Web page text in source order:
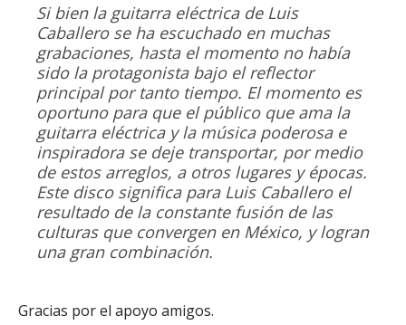
Si bien la guitarra eléctrica de Luis
Caballero se ha escuchado en muchas
grabaciones, hasta el momento no había
sido la protagonista bajo el reflector
principal por tanto tiempo. El momento es
oportuno para que el público que ama la
guitarra eléctrica y la música poderosa e
inspiradora se deje transportar, por medio
de estos arreglos, a otros lugares y épocas.
Este disco significa para Luis Caballero el
resultado de la constante fusión de las
culturas que convergen en México, y logran
una gran combinación.
Gracias por el apoyo amigos.